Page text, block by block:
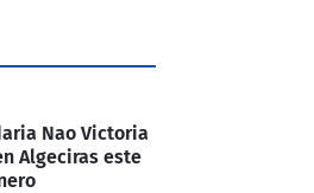
Nao Victoria
Algeciras este